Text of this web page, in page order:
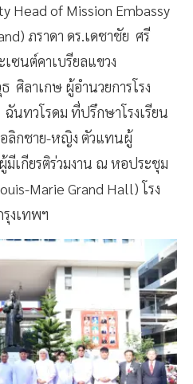
Head of Mission Embassy
ภราดา ดร.เดชาชัย ศรี
นต์คาเบรียลแขวง
ศิลาเกษ ผู้อำนวยการโรง
นทวโรดม ที่ปรึกษาโรงเรียน
ลิกชาย-หญิง ตัวแทนผู้
เกียรติร่วมงาน ณ หอประชุม
Marie Grand Hall) โรง
งเทพฯ